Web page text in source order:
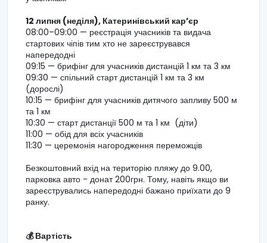
12 липня (неділя), Катеринівський кар’єр
08:00–09:00 — реєстрація учасників та видача
стартових чіпів тим хто не зареєструвався
напередодні
09:15 — брифінг для учасників дистанцій 1 км та 3 км
09:30 — спільний старт дистанцій 1 км та 3 км
(дорослі)
10:15 — брифінг для учасників дитячого запливу 500 м
та 1 км
10:30 — старт дистанції 500 м та 1 км (діти)
11:00 — обід для всіх учасників
11:30 — церемонія нагородження переможців
Безкоштовний вхід на територію пляжу до 9.00,
парковка авто - донат 200грн. Тому, навіть якщо ви
зареєструвались напередодні бажано приїхати до 9
ранку.
💰 Вартість